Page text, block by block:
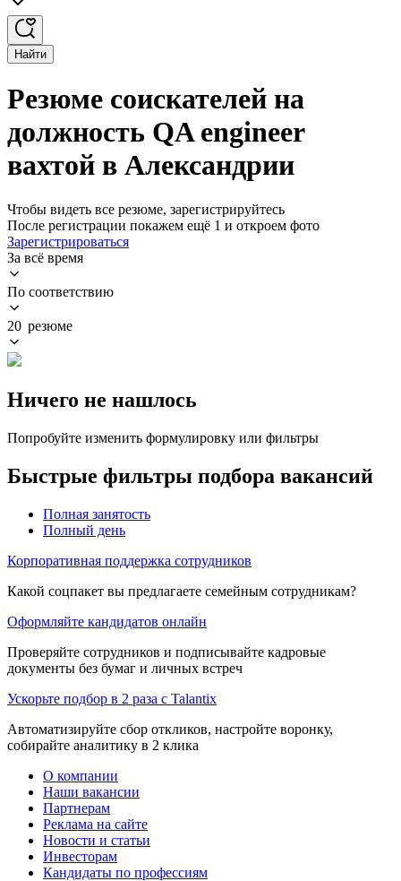
Найти
Резюме соискателей на
должность QA engineer
вахтой в Александрии
Чтобы видеть все резюме, зарегистрируйтесь
После регистрации покажем ещё 1 и откроем фото
Зарегистрироваться
За всё время
По соответствию
20 резюме
Ничего не нашлось
Попробуйте изменить формулировку или фильтры
Быстрые фильтры подбора вакансий
Полная занятость
Полный день
Корпоративная поддержка сотрудников
Какой соцпакет вы предлагаете семейным сотрудникам?
Оформляйте кандидатов онлайн
Проверяйте сотрудников и подписывайте кадровые
документы без бумаг и личных встреч
Ускорьте подбор в 2 раза с Talantix
Автоматизируйте сбор откликов, настройте воронку,
собирайте аналитику в 2 клика
О компании
Наши вакансии
Партнерам
Реклама на сайте
Новости и статьи
Инвесторам
Кандидаты по профессиям